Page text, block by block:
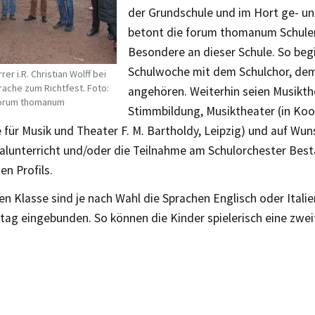
i.R. Christian Wolff bei
zum Richtfest. Foto:
thomanum
der Grundschule und im Hort ge-
betont die forum thomanum
Besondere an dieser Schule. So
Schulwoche mit dem Schulchor,
angehören. Weiterhin seien
Stimmbildung, Musiktheater (in
für Musik und Theater F. M. Bartholdy, Leipzig) und auf
und/oder die Teilnahme am Schulorchester
Profils.
Klasse sind je nach Wahl die Sprachen Englisch oder
eingebunden. So können die Kinder spielerisch eine